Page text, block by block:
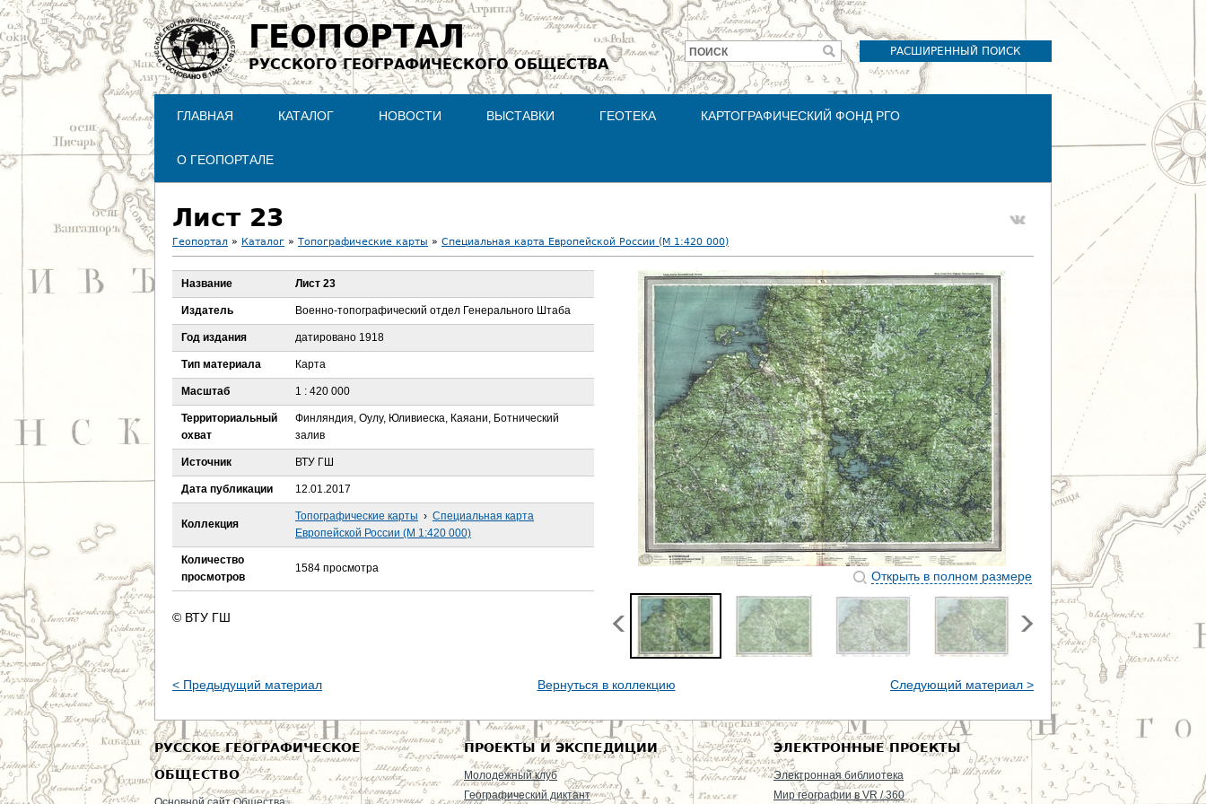
Jump to navigation
ГЕОПОРТАЛ
РУССКОГО ГЕОГРАФИЧЕСКОГО ОБЩЕСТВА
РАСШИРЕННЫЙ ПОИСК
Форма
поиска
ПОИСК
ГЛАВНАЯ КАТАЛОГ НОВОСТИ ВЫСТАВКИ ГЕОТЕКА КАРТОГРАФИЧЕСКИЙ ФОНД РГО
О ГЕОПОРТАЛЕ
Лист 23
В
ы
д
е
с
ь
Геопортал » Каталог » Топографические карты » Специальная карта Европейской России (М 1:420 000)
Открыть в полном размере
Название Лист 23
Издатель Военно-топографический отдел Генерального Штаба
Год издания датировано 1918
Тип материала Карта
Масштаб 1 : 420 000
Территориальный
охват
Финляндия, Оулу, Юливиеска, Каяани, Ботнический
залив
Источник ВТУ ГШ
Дата публикации 12.01.2017
Коллекция
Топографические карты › Специальная карта
Европейской России (М 1:420 000)
Количество
просмотров
1584 просмотра
© ВТУ ГШ
< Предыдущий материал Вернуться в коллекцию Следующий материал >
РУССКОЕ ГЕОГРАФИЧЕСКОЕ
ОБЩЕСТВО
ПРОЕКТЫ И ЭКСПЕДИЦИИ
Молодежный клуб
Географический диктант
ЭЛЕКТРОННЫЕ ПРОЕКТЫ
Электронная библиотека
Мир географии в VR / 360